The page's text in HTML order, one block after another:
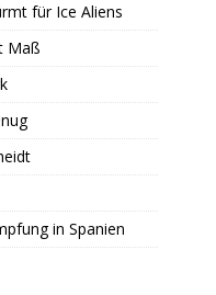
für Ice Aliens
Maß
in Spanien